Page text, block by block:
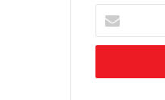
your
Email